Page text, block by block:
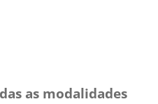
as modalidades